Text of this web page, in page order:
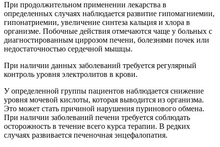
При продолжительном применении лекарства в
определенных случаях наблюдается развитие гипомагниемии,
гипонатриемии, увеличение синтеза кальция и хлора в
организме. Побочные действия отмечаются чаще у больных с
диагностированным циррозом печени, болезнями почек или
недостаточностью сердечной мышцы.
При наличии данных заболеваний требуется регулярный
контроль уровня электролитов в крови.
У определенной группы пациентов наблюдается снижение
уровня мочевой кислоты, которая выводится из организма.
Это может стать причиной нарушения пуринового обмена.
При наличии заболеваний печени требуется соблюдать
осторожность в течение всего курса терапии. В редких
случаях развивается печеночная энцефалопатия.